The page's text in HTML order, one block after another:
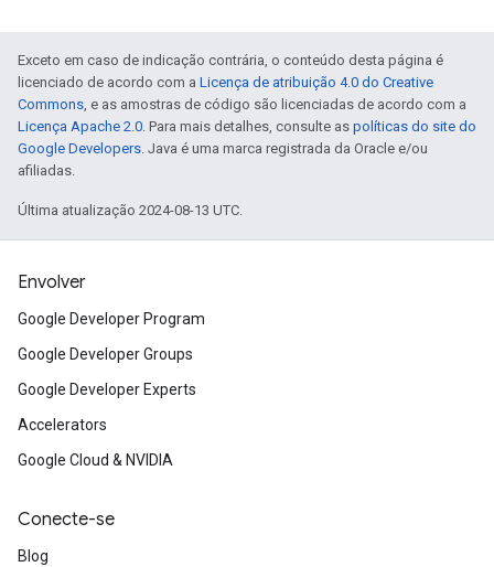
Exceto em caso de indicação contrária, o conteúdo desta página é
licenciado de acordo com a Licença de atribuição 4.0 do Creative
Commons, e as amostras de código são licenciadas de acordo com a
Licença Apache 2.0. Para mais detalhes, consulte as políticas do site do
Google Developers. Java é uma marca registrada da Oracle e/ou
afiliadas.
Última atualização 2024-08-13 UTC.
Envolver
Google Developer Program
Google Developer Groups
Google Developer Experts
Accelerators
Google Cloud & NVIDIA
Conecte-se
Blog